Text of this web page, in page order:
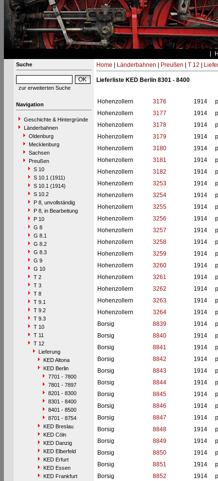
Suche
zur erweiterten Suche
Navigation
Geschichte & Hintergründe
Länderbahnen
Oldenburg
Mecklenburg
Sachsen
Preußen
S 10
S 10.1 (1911)
S 10.1 (1914)
S 10.2
P 8, unvollständig
P 8, in Bearbeitung
P 10
G 8
G 8.1
G 8.2
G 8.3
G 9
G 10
T 2
T 3
T 8
T 9.1
T 9.2
T 9.3
T 10
T 11
T 12
Lieferung
KED Altona
KED Berlin
7701 - 7800
7801 - 7897
8201 - 8300
8301 - 8400
8401 - 8500
8701 - 8754
KED Breslau
KED Cöln
KED Danzig
KED Elberfeld
KED Erfurt
KED Essen
KED Frankfurt
Home Länderbahnen Preußen T 12
Lieferliste KED Berlin 8301 - 8400
Hohenzollern 3176 1914
Hohenzollern
3177 1914
Hohenzollern
3178 1914
Hohenzollern
3179 1914
Hohenzollern
3180 1914
Hohenzollern
3181 1914
Hohenzollern
3182 1914
Hohenzollern
3253 1914
Hohenzollern
3254 1914
Hohenzollern
3255 1914
Hohenzollern
3256 1914
Hohenzollern
3257 1914
Hohenzollern
3258 1914
Hohenzollern
3259 1914
Hohenzollern
3260 1914
Hohenzollern
3261 1914
Hohenzollern
3262 1914
Hohenzollern
3263 1914
Hohenzollern
3264 1914
Borsig
8839 1914
Borsig
8840 1914
Borsig
8841 1914
Borsig
8842 1914
Borsig
8843 1914
Borsig
8844 1914
Borsig
8845 1914
Borsig
8846 1914
Borsig
8847 1914
Borsig
8848 1914
Borsig
8849 1914
Borsig
8850 1914
Borsig
8851 1914
Borsig
8852 1914